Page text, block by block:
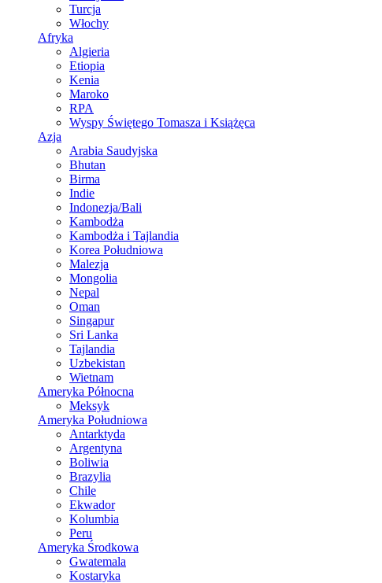
Turcja
Włochy
Afryka
Algieria
Etiopia
Kenia
Maroko
RPA
Wyspy Świętego Tomasza i Książęca
Azja
Arabia Saudyjska
Bhutan
Birma
Indie
Indonezja/Bali
Kambodża
Kambodża i Tajlandia
Korea Południowa
Malezja
Mongolia
Nepal
Oman
Singapur
Sri Lanka
Tajlandia
Uzbekistan
Wietnam
Ameryka Północna
Meksyk
Ameryka Południowa
Antarktyda
Argentyna
Boliwia
Brazylia
Chile
Ekwador
Kolumbia
Peru
Ameryka Środkowa
Gwatemala
Kostaryka